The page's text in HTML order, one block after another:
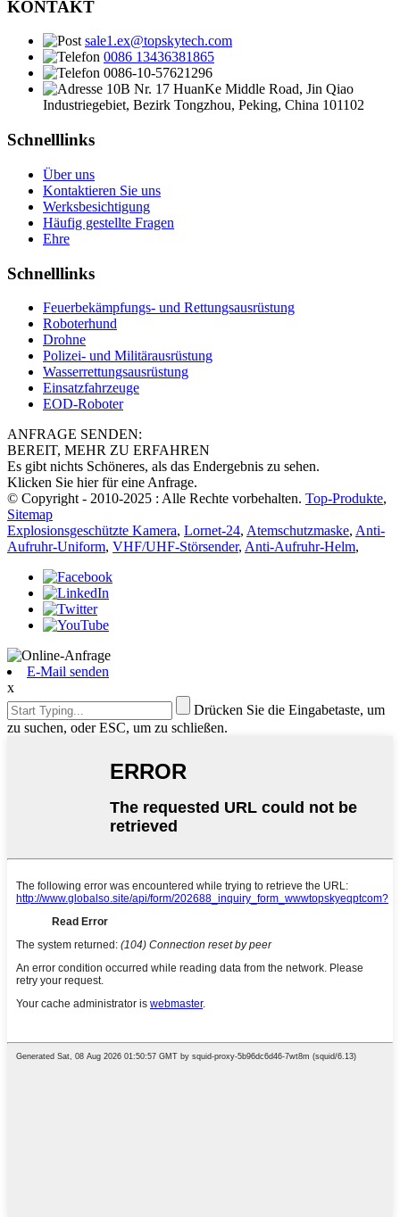
KONTAKT
sale1.ex@topskytech.com
0086 13436381865
0086-10-57621296
10B Nr. 17 HuanKe Middle Road, Jin Qiao
Industriegebiet, Bezirk Tongzhou, Peking, China 101102
Schnelllinks
Über uns
Kontaktieren Sie uns
Werksbesichtigung
Häufig gestellte Fragen
Ehre
Schnelllinks
Feuerbekämpfungs- und Rettungsausrüstung
Roboterhund
Drohne
Polizei- und Militärausrüstung
Wasserrettungsausrüstung
Einsatzfahrzeuge
EOD-Roboter
ANFRAGE SENDEN:
BEREIT, MEHR ZU ERFAHREN
Es gibt nichts Schöneres, als das Endergebnis zu sehen.
Klicken Sie hier für eine Anfrage.
© Copyright - 2010-2025 : Alle Rechte vorbehalten. Top-Produkte,
Sitemap
Explosionsgeschützte Kamera, Lornet-24, Atemschutzmaske, Anti-
Aufruhr-Uniform, VHF/UHF-Störsender, Anti-Aufruhr-Helm,
E-Mail senden
x
Drücken Sie die Eingabetaste, um
zu suchen, oder ESC, um zu schließen.